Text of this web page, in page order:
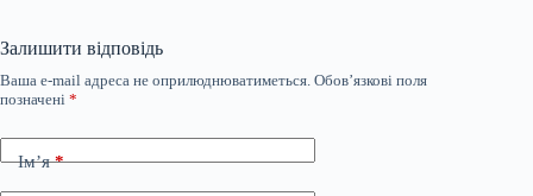
Залишити відповідь
Ваша e-mail адреса не оприлюднюватиметься. Обов’язкові поля
позначені *
Ім’я*